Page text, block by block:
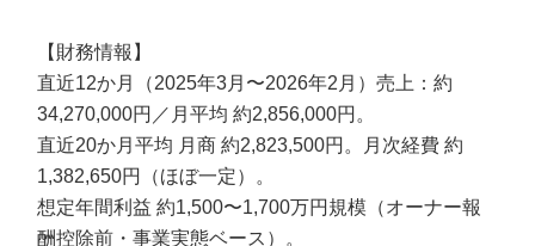
【財務情報】
直近12か月（2025年3月〜2026年2月）売上：約
34,270,000円／月平均 約2,856,000円。
直近20か月平均 月商 約2,823,500円。月次経費 約
1,382,650円（ほぼ一定）。
想定年間利益 約1,500〜1,700万円規模（オーナー報
酬控除前・事業実態ベース）。